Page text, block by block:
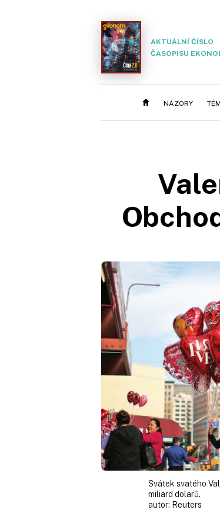
AKTUÁLNÍ ČÍSLO
ČASOPISU
NÁZORY
Svátek svatého
miliard dolarů.
autor: Reuters